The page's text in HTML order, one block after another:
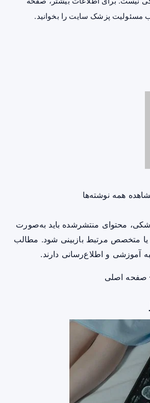
مسئولیت پزشک سایت را بخوانید.
همه نوشته‌ها
محتوای منتشرشده باید به‌صورت
متخصص مرتبط بازبینی شود. مطالب
آموزشی و اطلاع‌رسانی دارند.
صفحه اصلی